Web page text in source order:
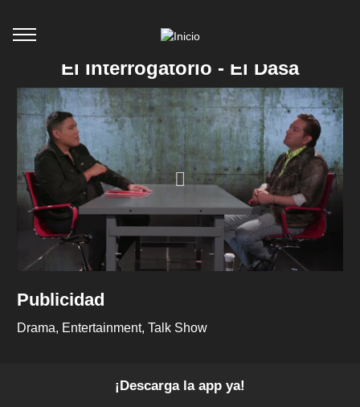
El Interrogatorio - El Dasa
Publicidad
Drama Entertainment Talk Show
¡Descarga la app ya!